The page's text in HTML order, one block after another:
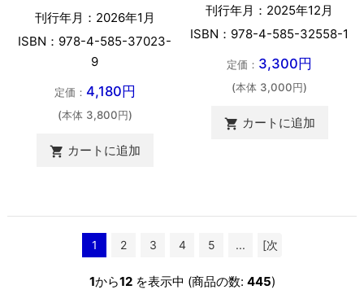
刊行年月：2026年1月
ISBN：978-4-585-37023-
9
定価： 4,180円
(本体 3,800円)
 カートに追加
刊行年月：2025年12月
ISBN：978-4-585-32558-1
定価： 3,300円
(本体 3,000円)
 カートに追加
1 2 3 4 5 ...
[次
1から12を表示中 (商品の数: 445)